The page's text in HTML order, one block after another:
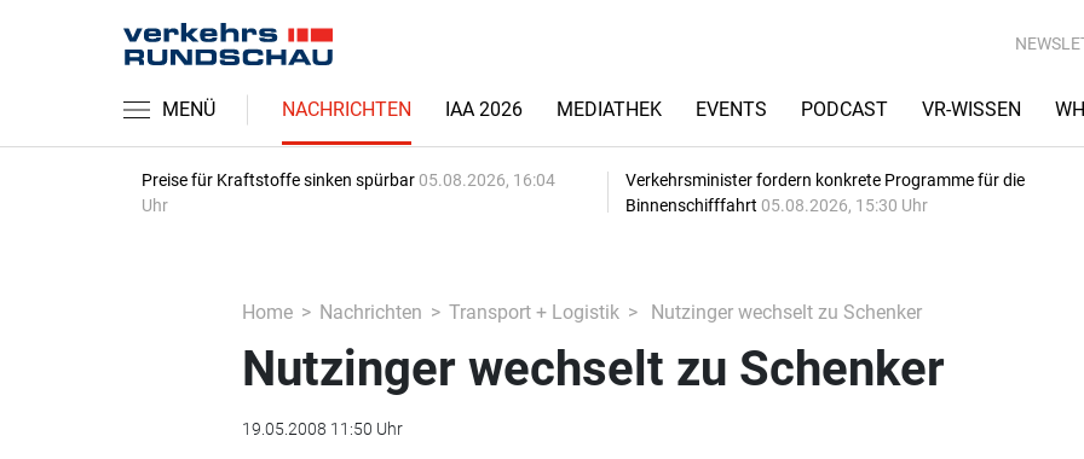
MENÜ NACHRICHTEN IAA 2026 MEDIATHEK EVENTS PODCAST VR-WISSEN
Preise für Kraftstoffe sinken spürbar 05.08.2026, 16:04
Uhr
Verkehrsminister fordern konkrete Programme für die
Binnenschifffahrt 05.08.2026, 15:30 Uhr
Home Nachrichten Transport + Logistik Nutzinger wechselt zu Schenker
Nutzinger wechselt zu Schenker
19.05.2008 11:50 Uhr